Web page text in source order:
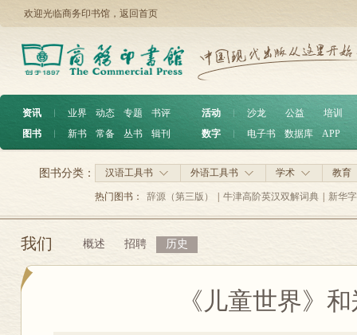
欢迎光临商务印书馆， 返回首页
资讯 ︱ 业界 动态 专题
书评
图书
︱ 新书 常备 丛书 辑刊
活动 沙龙 公益
培训
数字
电子书 数据库 APP
汉语工具书 外语工具书 学术 教育
图书分类：
热门图书： 辞源（第三版） 牛津高阶英汉双解词典 新华
我们 概述 招聘 历史
《儿童世界》